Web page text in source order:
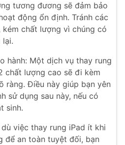
tương đương sẽ đảm bảo
động ổn định. Tránh các
chất lượng vì chúng có
lại.
hành: Một dịch vụ thay rung
chất lượng cao sẽ đi kèm
ràng. Điều này giúp bạn yên
sử dụng sau này, nếu có
sinh.
việc thay rung iPad ít khi
để an toàn tuyệt đối, bạn